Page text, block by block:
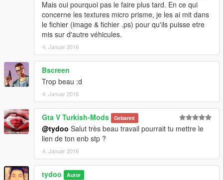
Mais oui pourquoi pas le faire plus tard. En ce qui
concerne les textures micro prisme, je les ai mit dans
le fichier (image & fichier .ps) pour qu'ils puisse etre
mis sur d'autre véhicules.
4. Januar 2016
Bscreen
Trop beau :d
4. Januar 2016
Gta V Turkish-Mods Gebannt
@tydoo Salut très beau travail pourrait tu mettre le
lien de ton enb stp ?
4. Januar 2016
tydoo Autor